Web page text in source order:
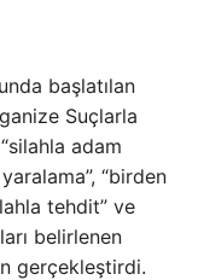
başlatılan
Suçlarla
adam
“birden
tehdit” ve
belirlenen
gerçekleştirdi.